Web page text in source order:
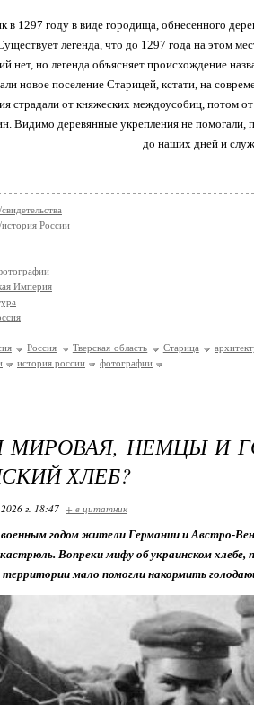
в 1297 году в виде городища, обнесенного
легенда, что до 1297 года на этом
нет, но легенда объясняет происхождение
новое поселение Старицей, кстати, на
страдали от княжеских междоусобиц, потом
Видимо деревянные укрепления не
до наших дней и
России
Империя
Россия Тверская область Старица
история россии фотографии
МИРОВАЯ, НЕМЦЫ И
ХЛЕБ?
г. 18:47 + в цитатник
годом жители Германии и Австро-
Вопреки мифу об украинском хлебе,
территории мало помогли накормить